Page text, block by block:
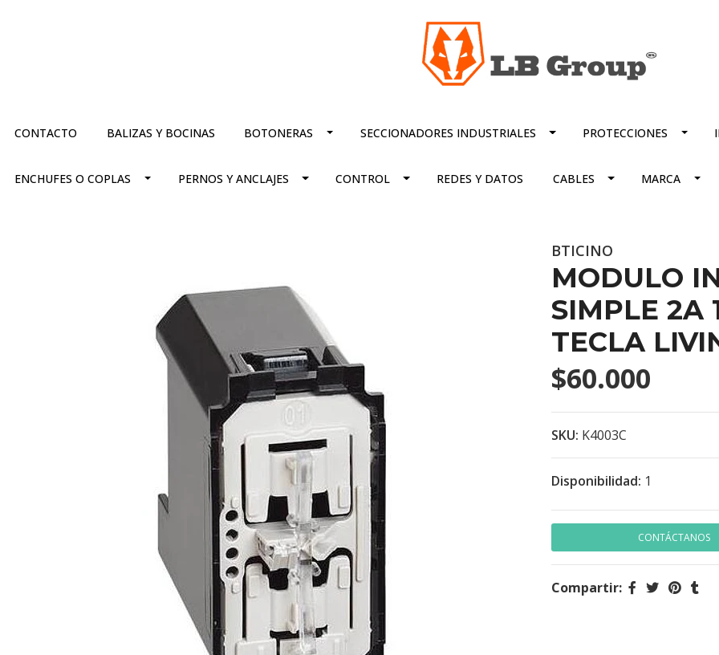
CONTACTO BALIZAS Y BOCINAS BOTONERAS SECCIONADORES INDUSTRIALES PROTECCIONES
ENCHUFES O COPLAS PERNOS Y ANCLAJES CONTROL REDES Y DATOS CABLES MARCA
BTICINO
MODULO
SIMPLE 2A
TECLA
$60.000
SKU: K4003C
Disponibilidad: 1
CONTÁCTANOS
Compartir: